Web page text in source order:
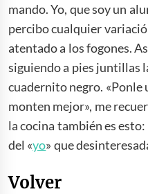
mando. Yo, que soy un
percibo cualquier
atentado a los fogones.
siguiendo a pies juntillas
cuadernito negro. «Ponle
monten mejor», me
la cocina también es
del «yo» que
Volver